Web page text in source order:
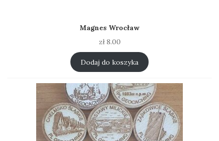
Magnes Wrocław
zł8.00
Dodaj do koszyka